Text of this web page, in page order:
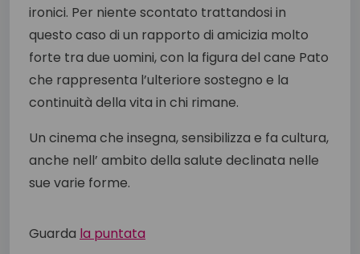
ironici. Per niente scontato trattandosi in
questo caso di un rapporto di amicizia molto
forte tra due uomini, con la figura del cane Pato
che rappresenta l’ulteriore sostegno e la
continuità della vita in chi rimane.
Un cinema che insegna, sensibilizza e fa cultura,
anche nell’ ambito della salute declinata nelle
sue varie forme.
Guarda la puntata